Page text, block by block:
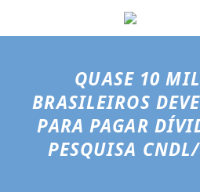
QUASE 10
BRASILEIROS
PARA PAGAR
PESQUISA